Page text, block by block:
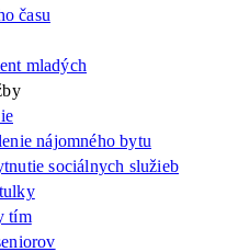
času
mladých
nájomného bytu
sociálnych služieb
tím